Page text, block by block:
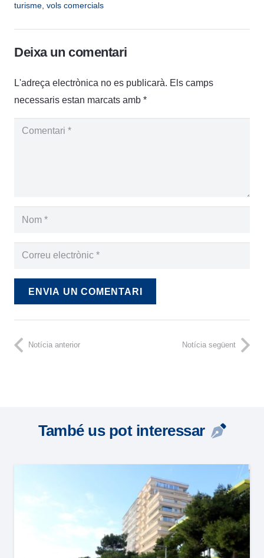
turisme vols comercials
Deixa un comentari
L'adreça electrònica no es publicarà. Els camps
necessaris estan marcats amb *
ENVIA UN COMENTARI
Notícia anterior Notícia següent
També us pot interessar